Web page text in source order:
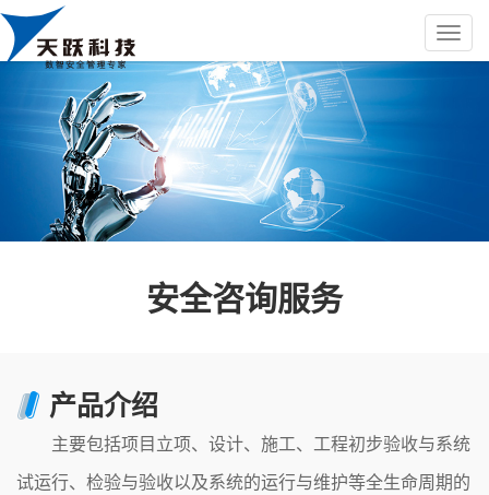
安全咨询服务
产品介绍
主要包括项目立项、设计、施工、工程初步验收与系统
试运行、检验与验收以及系统的运行与维护等全生命周期的